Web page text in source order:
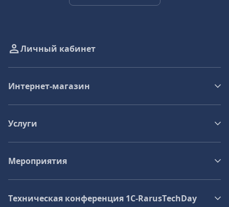
Личный кабинет
Интернет-магазин
Услуги
Мероприятия
Техническая конференция 1C‑RarusTechDay